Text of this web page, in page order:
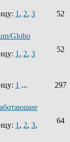
1 , 2, 3
52
Globo
1 , 2, 3
52
1 ...
297
1 , 2, 3,
64